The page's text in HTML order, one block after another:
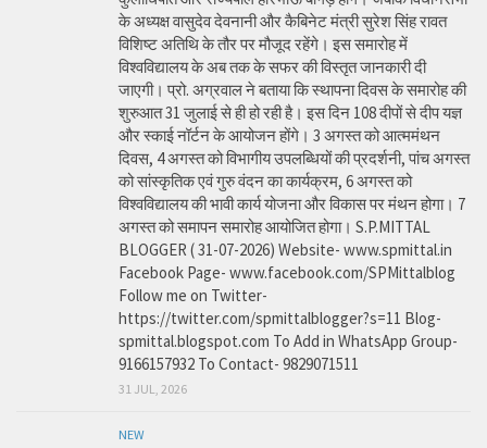
के अध्यक्ष वासुदेव देवनानी और कैबिनेट मंत्री सुरेश सिंह रावत
विशिष्ट अतिथि के तौर पर मौजूद रहेंगे। इस समारोह में
विश्वविद्यालय के अब तक के सफर की विस्तृत जानकारी दी
जाएगी। प्रो. अग्रवाल ने बताया कि स्थापना दिवस के समारोह की
शुरुआत 31 जुलाई से ही हो रही है। इस दिन 108 दीपों से दीप यज्ञ
और स्काई नॉर्टन के आयोजन होंगे। 3 अगस्त को आत्ममंथन
दिवस, 4 अगस्त को विभागीय उपलब्धियों की प्रदर्शनी, पांच अगस्त
को सांस्कृतिक एवं गुरु वंदन का कार्यक्रम, 6 अगस्त को
विश्वविद्यालय की भावी कार्य योजना और विकास पर मंथन होगा। 7
अगस्त को समापन समारोह आयोजित होगा। S.P.MITTAL
BLOGGER ( 31-07-2026) Website- www.spmittal.in
Facebook Page- www.facebook.com/SPMittalblog
Follow me on Twitter-
https://twitter.com/spmittalblogger?s=11 Blog-
spmittal.blogspot.com To Add in WhatsApp Group-
9166157932 To Contact- 9829071511
31 JUL, 2026
NEW